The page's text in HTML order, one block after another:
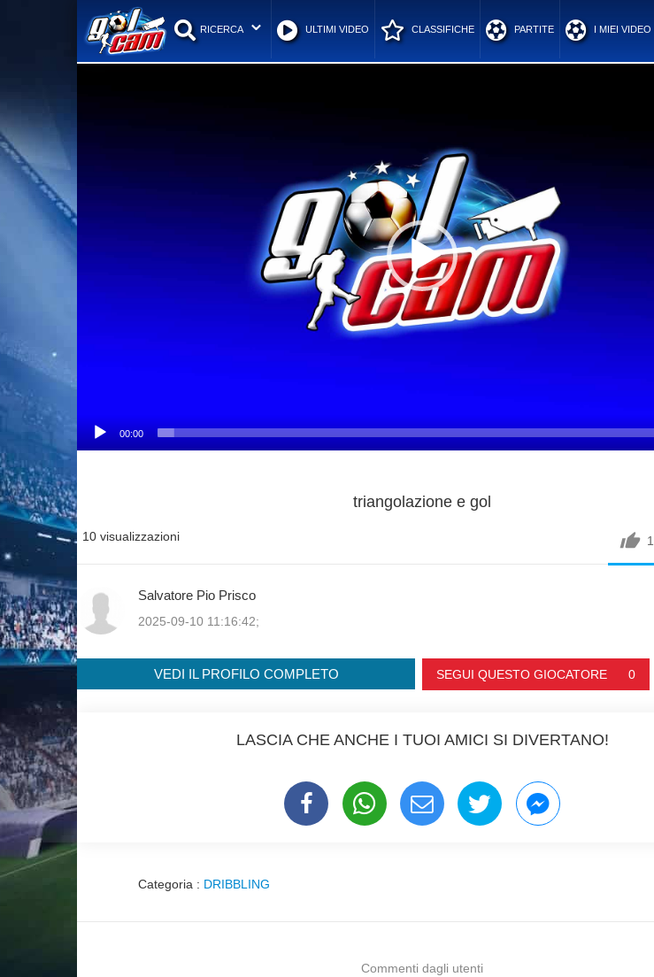
RICERCA ULTIMI VIDEO CLASSIFICHE PARTITE I MIEI VIDEO
00:00
triangolazione e gol
10 visualizzazioni  1
Salvatore Pio Prisco
2025-09-10 11:16:42;
VEDI IL PROFILO COMPLETO SEGUI QUESTO GIOCATORE 0
LASCIA CHE ANCHE I TUOI AMICI SI DIVERTANO!
Categoria : DRIBBLING
Commenti dagli utenti